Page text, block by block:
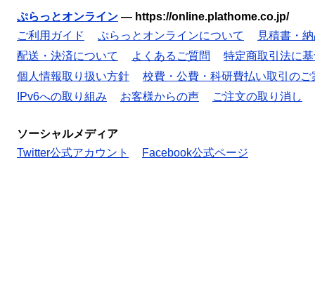
ぷらっとオンライン — https://online.plathome.co.jp/
ご利用ガイド
ぷらっとオンラインについて
見積書・
配送・決済について
よくあるご質問
特定商取引法に
個人情報取り扱い方針
校費・公費・科研費払い取引のご
IPv6への取り組み
お客様からの声 ご注文の取り消し
ソーシャルメディア
Twitter公式アカウント
Facebook公式ページ